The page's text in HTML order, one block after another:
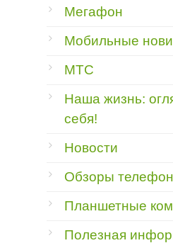
Мегафон
Мобильные
МТС
Наша жизнь:
себя!
Новости
Обзоры
Планшетные
Полезная